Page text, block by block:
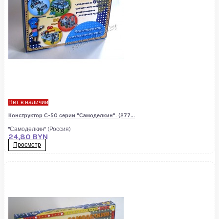
Нет в наличии
Конструктор С-50 серии "Самоделкин". (277...
"Самоделкин" (Россия)
24,80 BYN
Просмотр